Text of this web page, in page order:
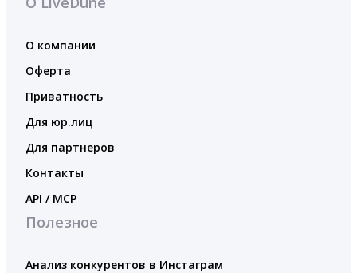
О компании
Оферта
Приватность
Для юр.лиц
Для партнеров
Контакты
API / MCP
Полезное
Анализ конкурентов в Инстаграм